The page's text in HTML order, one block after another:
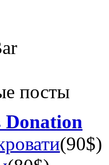
посты
Donation
(90$)